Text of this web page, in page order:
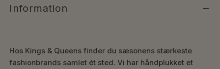
Information
Hos Kings & Queens finder du sæsonens stærkeste
fashionbrands samlet ét sted. Vi har håndplukket et